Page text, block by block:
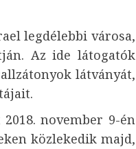
legdélebbi városa,
Az ide látogatók
látványát,
november 9-én
közlekedik majd,